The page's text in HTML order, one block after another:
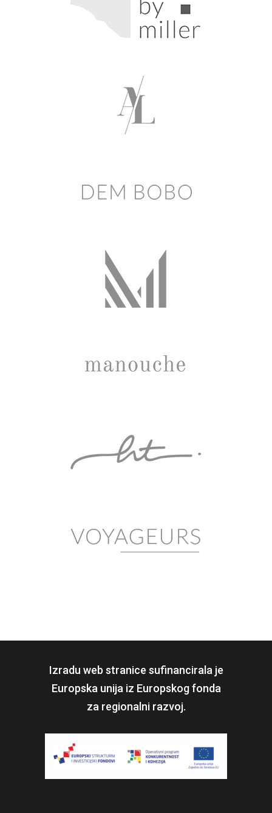
Izradu web stranice sufinancirala je
Europska unija iz Europskog fonda
za regionalni razvoj.